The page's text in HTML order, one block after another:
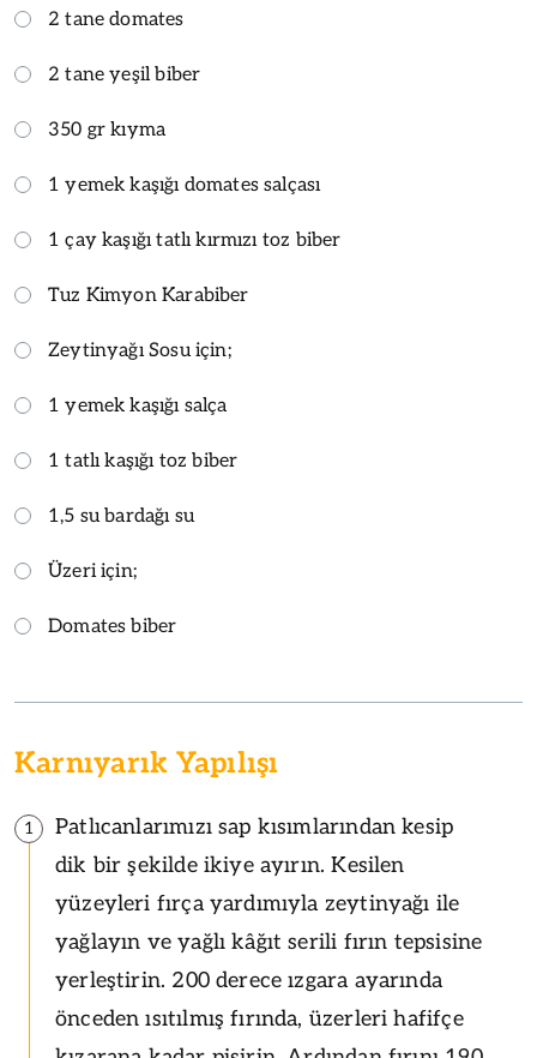
2 tane domates
2 tane yeşil biber
350 gr kıyma
1 yemek kaşığı domates salçası
1 çay kaşığı tatlı kırmızı toz biber
Tuz Kimyon Karabiber
Zeytinyağı Sosu için;
1 yemek kaşığı salça
1 tatlı kaşığı toz biber
1,5 su bardağı su
Üzeri için;
Domates biber
Karnıyarık Yapılışı
1
Patlıcanlarımızı sap kısımlarından kesip
dik bir şekilde ikiye ayırın. Kesilen
yüzeyleri fırça yardımıyla zeytinyağı ile
yağlayın ve yağlı kâğıt serili fırın tepsisine
yerleştirin. 200 derece ızgara ayarında
önceden ısıtılmış fırında, üzerleri hafifçe